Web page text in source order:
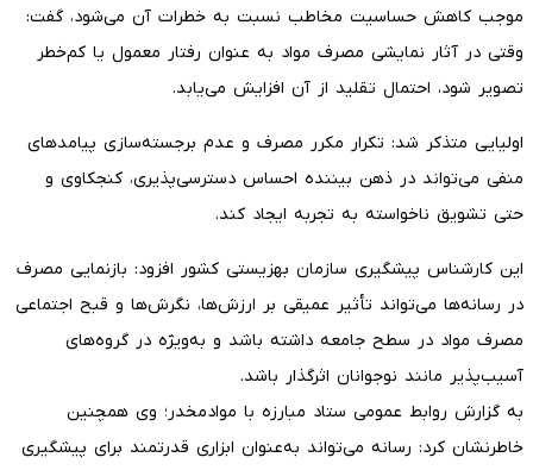
موجب کاهش حساسیت مخاطب نسبت به خطرات آن می‌شود، گفت:
وقتی در آثار نمایشی مصرف مواد به عنوان رفتار معمول یا کم‌خطر
تصویر شود، احتمال تقلید از آن افزایش می‌یابد.
اولیایی متذکر شد: تکرار مکرر مصرف و عدم برجسته‌سازی پیامدهای
منفی می‌تواند در ذهن بیننده احساس دسترسی‌پذیری، کنجکاوی و
حتی تشویق ناخواسته به تجربه ایجاد کند.
این کارشناس پیشگیری سازمان بهزیستی کشور افزود: بازنمایی مصرف
در رسانه‌ها می‌تواند تأثیر عمیقی بر ارزش‌ها، نگرش‌ها و قبح اجتماعی
مصرف مواد در سطح جامعه داشته باشد و به‌ویژه در گروه‌های
آسیب‌پذیر مانند نوجوانان اثرگذار باشد.
به گزارش روابط عمومی ستاد مبارزه با موادمخدر؛ وی همچنین
خاطرنشان کرد: رسانه می‌تواند به‌عنوان ابزاری قدرتمند برای پیشگیری